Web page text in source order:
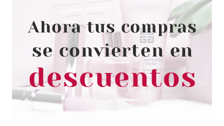
BABARIA
BABARIA GEL DE MANOS
HIGIENIZANTE ORIGINAL 70 %
ALCOHOL 50 ML
desde
0.60€